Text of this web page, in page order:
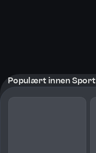
Populært innen Sport